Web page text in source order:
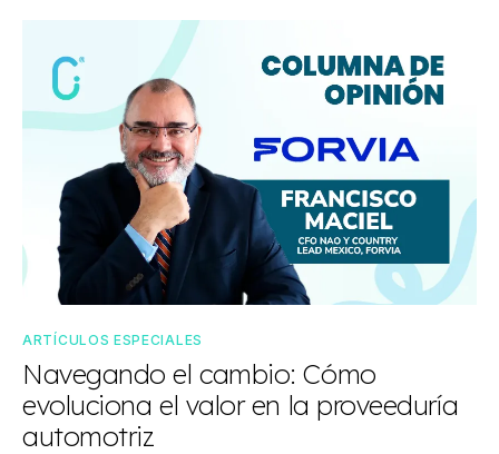
ARTÍCULOS ESPECIALES
Navegando el cambio: Cómo
evoluciona el valor en la proveeduría
automotriz